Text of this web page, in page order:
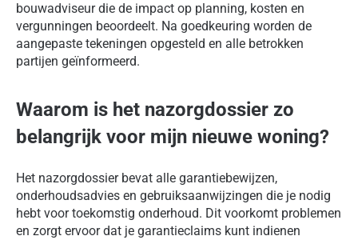
bouwadviseur die de impact op planning, kosten en
vergunningen beoordeelt. Na goedkeuring worden de
aangepaste tekeningen opgesteld en alle betrokken
partijen geïnformeerd.
Waarom is het nazorgdossier zo
belangrijk voor mijn nieuwe woning?
Het nazorgdossier bevat alle garantiebewijzen,
onderhoudsadvies en gebruiksaanwijzingen die je nodig
hebt voor toekomstig onderhoud. Dit voorkomt problemen
en zorgt ervoor dat je garantieclaims kunt indienen